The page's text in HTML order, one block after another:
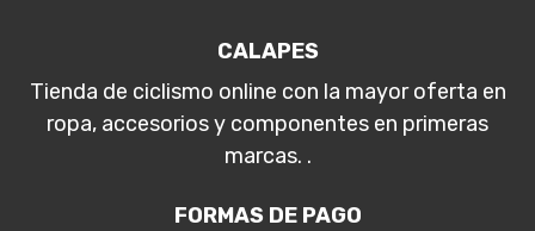
CALAPES
Tienda de ciclismo online con la mayor oferta en
ropa, accesorios y componentes en primeras
marcas. .
FORMAS DE PAGO